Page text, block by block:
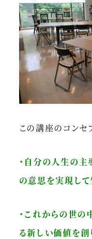
この講座のコンセ
・自分の人生の
の意思を実現して
・これからの世
る新しい価値を創